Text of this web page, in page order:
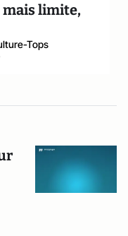
mais limite,
Tops